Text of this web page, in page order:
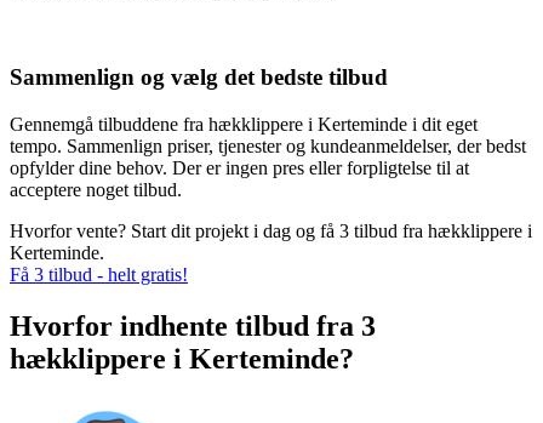
Sammenlign og vælg det bedste tilbud
Gennemgå tilbuddene fra hækklippere i Kerteminde i dit eget
tempo. Sammenlign priser, tjenester og kundeanmeldelser, der bedst
opfylder dine behov. Der er ingen pres eller forpligtelse til at
acceptere noget tilbud.
Hvorfor vente? Start dit projekt i dag og få 3 tilbud fra hækklippere i
Kerteminde.
Få 3 tilbud - helt gratis!
Hvorfor indhente tilbud fra 3
hækklippere i Kerteminde?